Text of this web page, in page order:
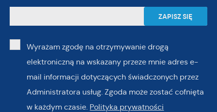
Wyrażam zgodę na otrzymywanie drogą
elektroniczną na wskazany przeze mnie adres e-
mail informacji dotyczących świadczonych przez
Administratora usług. Zgoda może zostać cofnięta
w każdym czasie. Polityka prywatności